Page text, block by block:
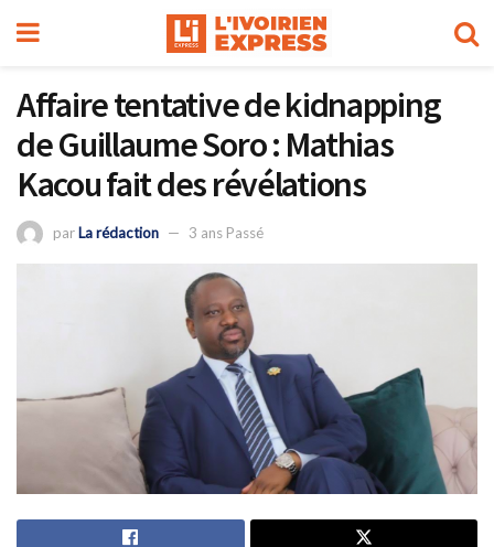
Affaire tentative de kidnapping
de Guillaume Soro : Mathias
Kacou fait des révélations
parLa rédaction 3 ans Passé